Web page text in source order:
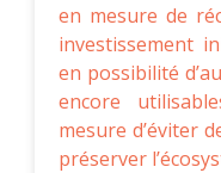
en mesure de
investissement
en possibilité
encore
mesure d’éviter
préserver